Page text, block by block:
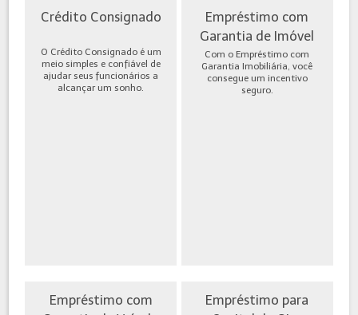
Crédito Consignado
O Crédito Consignado é um
meio simples e confiável de
ajudar seus funcionários a
alcançar um sonho.
Empréstimo com
Garantia de Imóvel
Com o Empréstimo com
Garantia Imobiliária, você
consegue um incentivo
seguro.
Empréstimo com
Empréstimo para